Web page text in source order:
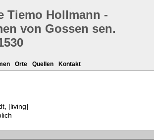
Tiemo Hollmann -
von Gossen sen.
Orte Quellen Kontakt
[living]